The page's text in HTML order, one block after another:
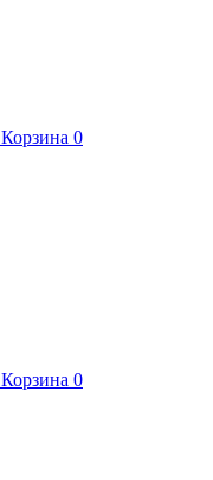
Корзина 0
Корзина 0